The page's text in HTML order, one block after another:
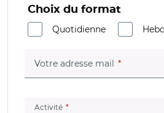
Choix du format
Quotidienne
Votre adresse mail (champ
Activité (champ obligatoire)